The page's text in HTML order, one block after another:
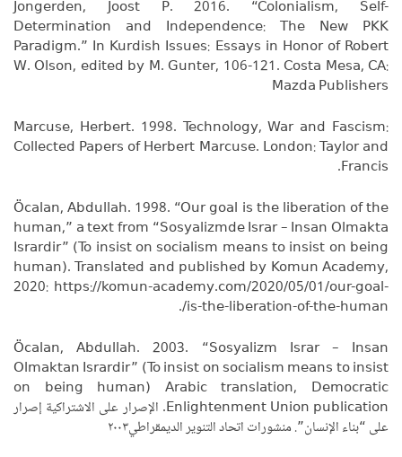
Jongerden, Joost P. 2016. “Colonialism, Self-
Determination and Independence: The New PKK
Paradigm.” In Kurdish Issues: Essays in Honor of Robert
W. Olson, edited by M. Gunter, 106-121. Costa Mesa, CA:
Mazda Publishers
Marcuse, Herbert. 1998. Technology, War and Fascism:
Collected Papers of Herbert Marcuse. London: Taylor and
Francis.
Öcalan, Abdullah. 1998. “Our goal is the liberation of the
human,” a text from “Sosyalizmde Israr – Insan Olmakta
Isrardir” (To insist on socialism means to insist on being
human). Translated and published by Komun Academy,
2020: https://komun-academy.com/2020/05/01/our-goal-
is-the-liberation-of-the-human/.
Öcalan, Abdullah. 2003. “Sosyalizm Israr – Insan
Olmaktan Isrardir” (To insist on socialism means to insist
on being human) Arabic translation, Democratic
Enlightenment Union publication. الإصرار على الاشتراكية إصرار
على “بناء الإنسان”. منشورات اتحاد التنوير الديمقراطي٢٠٠٣